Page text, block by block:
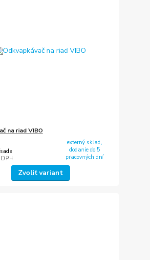
na riad VIBO
sada
externý sklad,
dodanie do 5
pracovných dní
Zvoliť variant